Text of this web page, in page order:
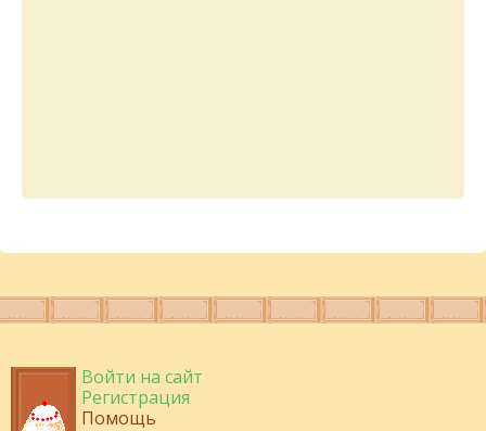
Войти на сайт
Регистрация
Помощь